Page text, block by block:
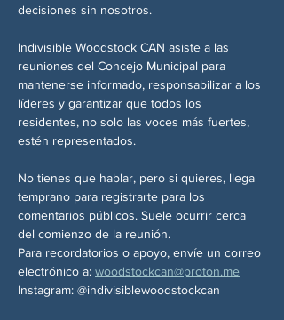
decisiones sin nosotros.
Indivisible Woodstock CAN asiste a las
reuniones del Concejo Municipal para
mantenerse informado, responsabilizar a los
líderes y garantizar que todos los
residentes, no solo las voces más fuertes,
estén representados.
No tienes que hablar, pero si quieres, llega
temprano para registrarte para los
comentarios públicos. Suele ocurrir cerca
del comienzo de la reunión.
Para recordatorios o apoyo, envíe un correo
electrónico a: woodstockcan@proton.me
Instagram: @indivisiblewoodstockcan